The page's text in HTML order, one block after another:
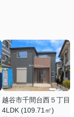
越谷市千間台西５丁目
4LDK (109.71㎡)